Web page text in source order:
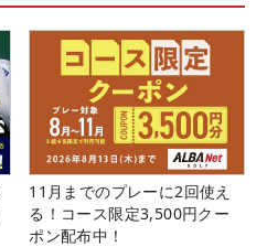
11月までのプレーに2回使え
る！コース限定3,500円クー
ポン配布中！